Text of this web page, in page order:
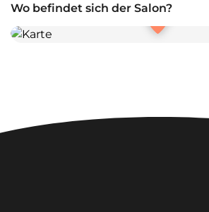
Wo befindet sich der Salon?